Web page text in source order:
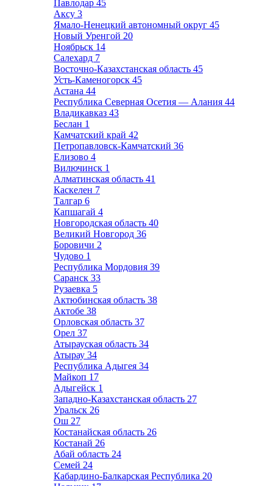
Павлодар 45
Аксу 3
Ямало-Ненецкий автономный округ 45
Новый Уренгой 20
Ноябрьск 14
Салехард 7
Восточно-Казахстанская область 45
Усть-Каменогорск 45
Астана 44
Республика Северная Осетия — Алания 44
Владикавказ 43
Беслан 1
Камчатский край 42
Петропавловск-Камчатский 36
Елизово 4
Вилючинск 1
Алматинская область 41
Каскелен 7
Талгар 6
Капшагай 4
Новгородская область 40
Великий Новгород 36
Боровичи 2
Чудово 1
Республика Мордовия 39
Саранск 33
Рузаевка 5
Актюбинская область 38
Актобе 38
Орловская область 37
Орел 37
Атырауская область 34
Атырау 34
Республика Адыгея 34
Майкоп 17
Адыгейск 1
Западно-Казахстанская область 27
Уральск 26
Ош 27
Костанайская область 26
Костанай 26
Абай область 24
Семей 24
Кабардино-Балкарская Республика 20